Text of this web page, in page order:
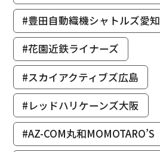
#豊田自動織機シャトルズ愛知
#花園近鉄ライナーズ
#スカイアクティブズ広島
#レッドハリケーンズ大阪
#AZ-COM丸和MOMOTARO’S